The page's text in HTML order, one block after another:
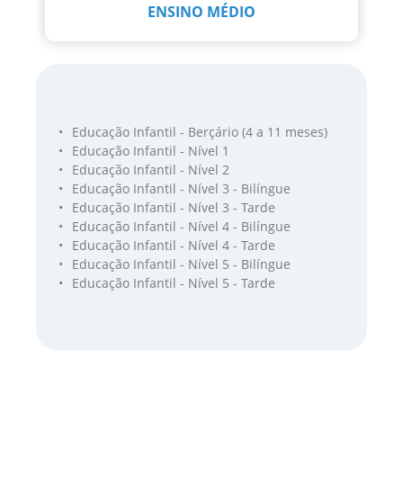
ENSINO MÉDIO
Educação Infantil - Berçário (4 a 11 meses)
Educação Infantil - Nível 1
Educação Infantil - Nível 2
Educação Infantil - Nível 3 - Bilíngue
Educação Infantil - Nível 3 - Tarde
Educação Infantil - Nível 4 - Bilíngue
Educação Infantil - Nível 4 - Tarde
Educação Infantil - Nível 5 - Bilíngue
Educação Infantil - Nível 5 - Tarde